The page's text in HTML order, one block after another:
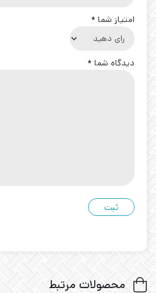
امتیاز شما *
دیدگاه شما *
محصولات مرتبط